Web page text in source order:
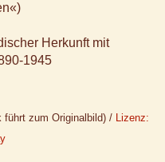
Herkunft mit
1945
führt zum Originalbild) / Lizenz: